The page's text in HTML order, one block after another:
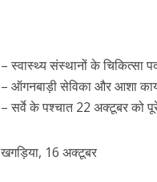
– स्वास्थ्य संस्थानों के चिकित्सा
– ऑगनबाड़ी सेविका और आशा
– सर्वे के पश्चात 22 अक्टूबर को
खगड़िया, 16 अक्टूबर